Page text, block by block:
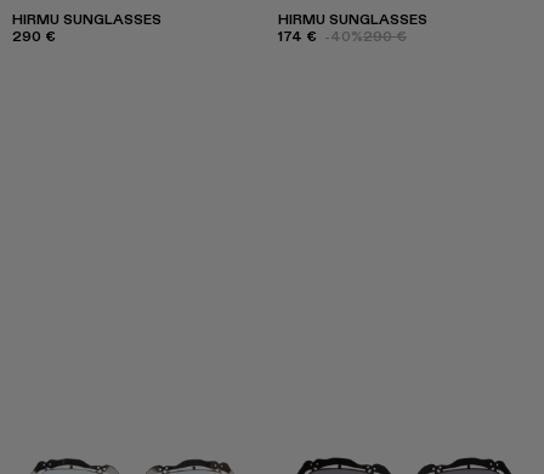
HIRMU SUNGLASSES
290 €
HIRMU SUNGLASSES
174 € -40%290 €